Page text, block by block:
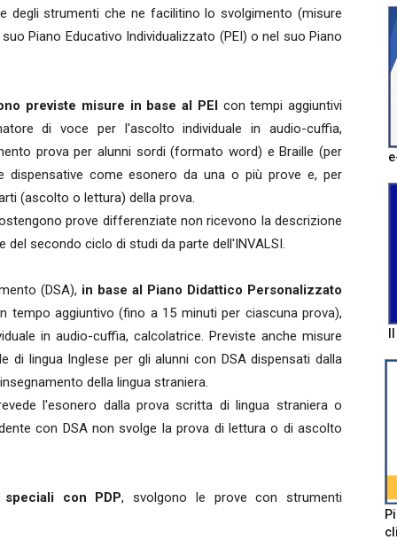
degli strumenti che ne facilitino lo svolgimento (misure
Piano Educativo Individualizzato (PEI) o nel suo Piano
previste misure in base al PEI
con tempi aggiuntivi
di voce per l'ascolto individuale in audio-cuffia,
prova per alunni sordi (formato word) e Braille (per
dispensative come esonero da una o più prove e, per
(ascolto o lettura) della prova.
prove differenziate non ricevono la descrizione
del secondo ciclo di studi da parte dell'INVALSI.
(DSA), in base al Piano Didattico Personalizzato
aggiuntivo (fino a 15 minuti per ciascuna prova),
in audio-cuffia, calcolatrice. Previste anche misure
di lingua Inglese per gli alunni con DSA dispensati dalla
della lingua straniera.
l'esonero dalla prova scritta di lingua straniera o
con DSA non svolge la prova di lettura o di ascolto
con PDP, svolgono le prove con strumenti